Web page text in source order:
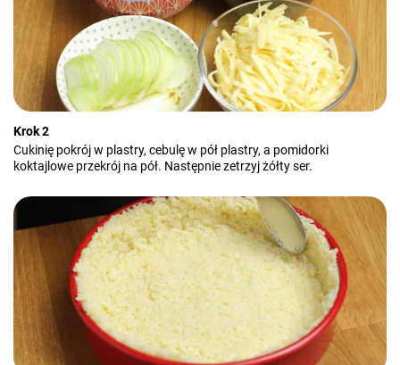
Krok 2
Cukinię pokrój w plastry, cebulę w pół plastry, a pomidorki
koktajlowe przekrój na pół. Następnie zetrzyj żółty ser.